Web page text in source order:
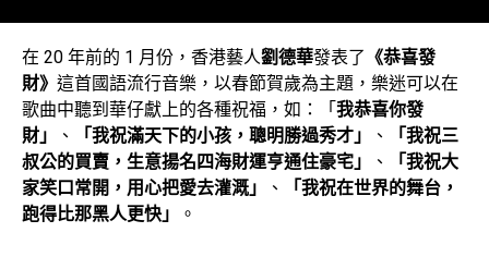
在 20 年前的 1 月份，香港藝人劉德華發表了 《恭喜發
財》 這首國語流行音樂，以春節賀歲為主題，樂迷可以在
歌曲中聽到華仔獻上的各種祝福，如：「我恭喜你發
財」
、 「我祝滿天下的小孩，聰明勝過秀才」 、
「我祝三
叔公的買賣，生意揚名四海財運亨通住豪宅」
、
「我祝大
家笑口常開，用心把愛去灌溉」
、
「我祝在世界的舞台，
跑得比那黑人更快」
。